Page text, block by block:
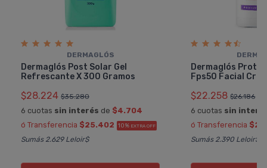
DERMAGLÓS
Dermaglós Post Solar Gel
Refrescante X 300 Gramos
$28.224 $35.280
6 cuotas sin interés de $4.704
ó Transferencia $25.402 10% EXTRA OFF
Sumás 2.629 Leloir$
Dermaglós
Fps50 Facial
$22.258 $26.186
6 cuotas sin
ó Transferencia
Sumás 2.390 Leloir$